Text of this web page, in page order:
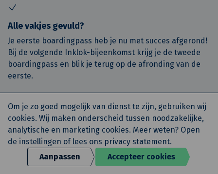
Alle vakjes gevuld?
Je eerste boardingpass heb je nu met succes afgerond!
Bij de volgende Inklok-bijeenkomst krijg je de tweede
boardingpass en blik je terug op de afronding van de
eerste.
Heb je vragen of opmerkingen?
Heb je vragen gedurende je onboarding proces en staat
de uitleg hier niet of onduidelijk. Stel je vraag en geef
feedback, zodat wij het kunnen aanpassen. Je buddy
kan je helpen met het beantwoorden van je vragen.
Om je zo goed mogelijk van dienst te zijn, gebruiken wij
cookies. Wij maken onderscheid tussen noodzakelijke,
analytische en marketing cookies. Meer weten? Open
de instellingen of lees ons privacy statement.
Aanpassen
Accepteer cookies